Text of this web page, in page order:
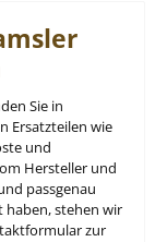
Sie in
Ersatzteilen wie
und
Hersteller und
passgenau
haben, stehen wir
zur